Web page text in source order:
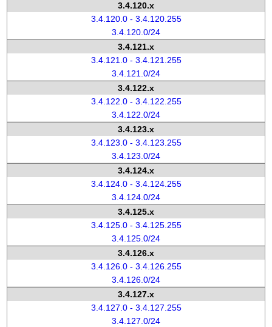
3.4.120.x
3.4.120.0 - 3.4.120.255
3.4.120.0/24
3.4.121.x
3.4.121.0 - 3.4.121.255
3.4.121.0/24
3.4.122.x
3.4.122.0 - 3.4.122.255
3.4.122.0/24
3.4.123.x
3.4.123.0 - 3.4.123.255
3.4.123.0/24
3.4.124.x
3.4.124.0 - 3.4.124.255
3.4.124.0/24
3.4.125.x
3.4.125.0 - 3.4.125.255
3.4.125.0/24
3.4.126.x
3.4.126.0 - 3.4.126.255
3.4.126.0/24
3.4.127.x
3.4.127.0 - 3.4.127.255
3.4.127.0/24